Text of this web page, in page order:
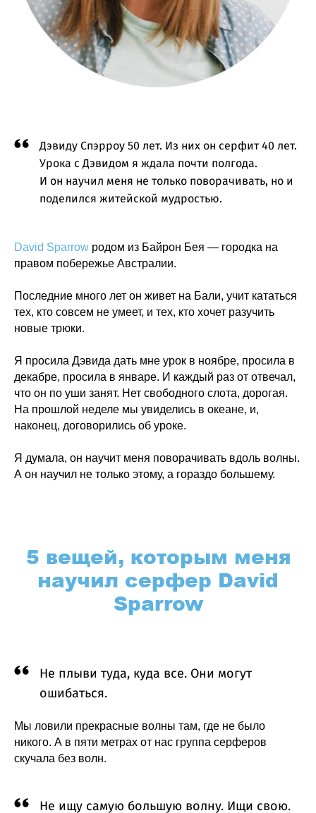
Дэвиду Спэрроу 50 лет. Из них он серфит 40 лет.
Урока с Дэвидом я ждала почти полгода.
И он научил меня не только поворачивать, но и
поделился житейской мудростью.
David Sparrow родом из Байрон Бея — городка на
правом побережье Австралии.
Последние много лет он живет на Бали, учит кататься
тех, кто совсем не умеет, и тех, кто хочет разучить
новые трюки.
Я просила Дэвида дать мне урок в ноябре, просила в
декабре, просила в январе. И каждый раз от отвечал,
что он по уши занят. Нет свободного слота, дорогая.
На прошлой неделе мы увиделись в океане, и,
наконец, договорились об уроке.
Я думала, он научит меня поворачивать вдоль волны.
А он научил не только этому, а гораздо большему.
5 вещей, которым меня
научил серфер David
Sparrow
Не плыви туда, куда все. Они могут
ошибаться.
Мы ловили прекрасные волны там, где не было
никого. А в пяти метрах от нас группа серферов
скучала без волн.
Не ищу самую большую волну. Ищи свою.